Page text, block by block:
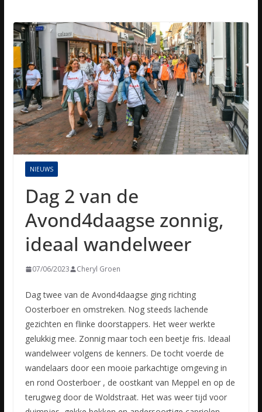
NIEUWS
Dag 2 van de
Avond4daagse zonnig,
ideaal wandelweer
07/06/2023 Cheryl Groen
Dag twee van de Avond4daagse ging richting
Oosterboer en omstreken. Nog steeds lachende
gezichten en flinke doorstappers. Het weer werkte
gelukkig mee. Zonnig maar toch een beetje fris. Ideaal
wandelweervolgens de kenners. De tocht voerde de
wandelaars door een mooie parkachtige omgeving in
en rond Oosterboer , de oostkant van Meppel en op de
terugweg door de Woldstraat. Het was weer tijd voor